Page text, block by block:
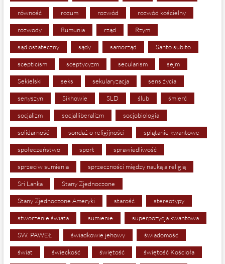
równość rozum rozwód rozwód kościelny
rozwody Rumunia rząd Rzym
sąd ostateczny sądy samorząd Santo subito
scepticism sceptycyzm secularism sejm
Sekielski seks sekularyzacja sens życia
senyszyn Sikhowie SLD ślub śmierć
socjalizm socjalliberalizm socjobiologia
solidarność sondaż o religijności splątanie kwantowe
społeczeństwo sport sprawiedliwość
sprzeciw sumienia sprzeczności między nauką a religią
Sri Lanka Stany Zjednoczone
Stany Zjednoczone Ameryki starość stereotypy
stworzenie świata sumienie superpozycja kwantowa
ŚW. PAWEŁ świadkowie jehowy świadomość
świat świeckość świętość świętość Kościoła